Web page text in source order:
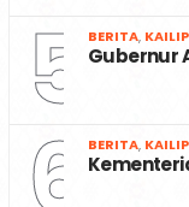
5 BERITA,
Gubernur
6 BERITA,